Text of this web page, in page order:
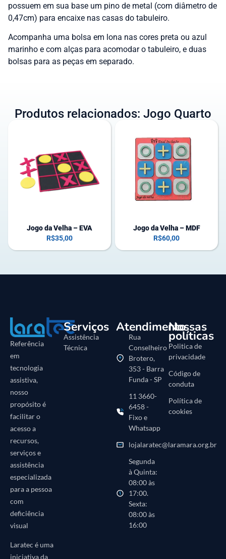
possuem em sua base um pino de metal (com diâmetro de
0,47cm) para encaixe nas casas do tabuleiro.
Acompanha uma bolsa em lona nas cores preta ou azul
marinho e com alças para acomodar o tabuleiro, e duas
bolsas para as peças em separado.
Produtos relacionados: Jogo Quarto
Jogo da Velha – EVA
R$35,00
Jogo da Velha – MDF
p
e
o
a
)
R$60,00
Referência
em
tecnologia
assistiva,
nosso
propósito é
facilitar o
acesso a
recursos,
serviços e
assistência
especializada
para a pessoa
com
deficiência
visual
Laratec é uma
iniciativa da
Serviços
Assistência
Técnica
Atendimento
Rua
Conselheiro
Brotero,
353 - Barra
Funda - SP
11 3660-
6458 -
Fixo e
Whatsapp
lojalaratec@laramara.org.br
Segunda
à Quinta:
08:00 às
17:00.
Sexta:
08:00 às
16:00
Nossas
políticas
Politica de
privacidade
Código de
conduta
Política de
cookies